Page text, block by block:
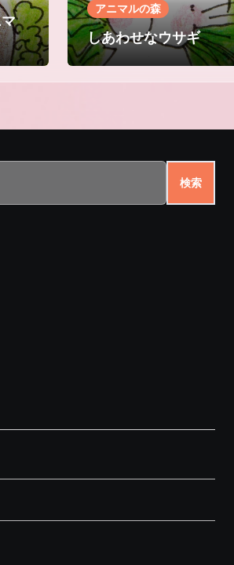
アニマルの森
しあわせなウサギ